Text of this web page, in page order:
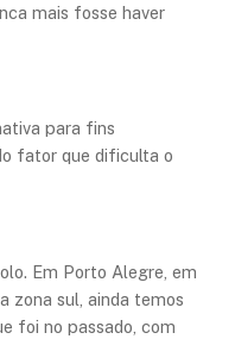
mais fosse haver
para fins
fator que dificulta o
Em Porto Alegre, em
zona sul, ainda temos
foi no passado, com